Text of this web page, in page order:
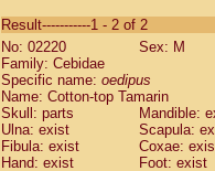
CebidaeSaguinus
Cebidae Saguinus
Cebidae
CebidaeSaguinus
Cebidae Saguinus
Cebidae Saguinus
Cebidae Saguinus
Result-----------1 - 2 of 2
No: 02220
Sex: M
Family: Cebidae
Specific name: oedipus
Name: Cotton-top Tamarin
Skull: parts
Mandible:
Ulna: exist
Scapula:
Fibula: exist
Coxae:
Hand: exist
Foot: exist